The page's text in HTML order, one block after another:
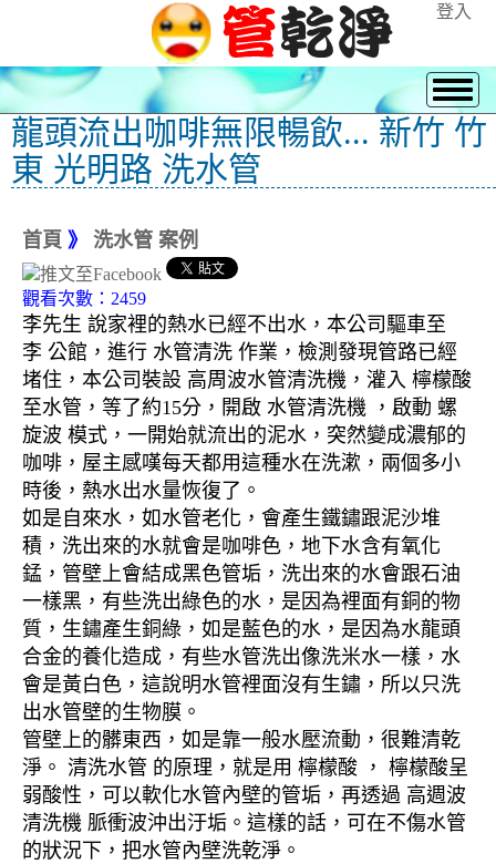
登入
龍頭流出咖啡無限暢飲... 新竹 竹
東 光明路 洗水管
首頁 》 洗水管 案例
觀看次數：2459
李先生 說家裡的熱水已經不出水，本公司驅車至
李 公館，進行 水管清洗 作業，檢測發現管路已經
堵住，本公司裝設 高周波水管清洗機，灌入 檸檬酸
至水管，等了約15分，開啟 水管清洗機 ，啟動 螺
旋波 模式，一開始就流出的泥水，突然變成濃郁的
咖啡，屋主感嘆每天都用這種水在洗漱，兩個多小
時後，熱水出水量恢復了。
如是自來水，如水管老化，會產生鐵鏽跟泥沙堆
積，洗出來的水就會是咖啡色，地下水含有氧化
錳，管壁上會結成黑色管垢，洗出來的水會跟石油
一樣黑，有些洗出綠色的水，是因為裡面有銅的物
質，生鏽產生銅綠，如是藍色的水，是因為水龍頭
合金的養化造成，有些水管洗出像洗米水一樣，水
會是黃白色，這說明水管裡面沒有生鏽，所以只洗
出水管壁的生物膜。
管壁上的髒東西，如是靠一般水壓流動，很難清乾
淨。 清洗水管 的原理，就是用 檸檬酸 ， 檸檬酸呈
弱酸性，可以軟化水管內壁的管垢，再透過 高週波
清洗機 脈衝波沖出汙垢。這樣的話，可在不傷水管
的狀況下，把水管內壁洗乾淨。